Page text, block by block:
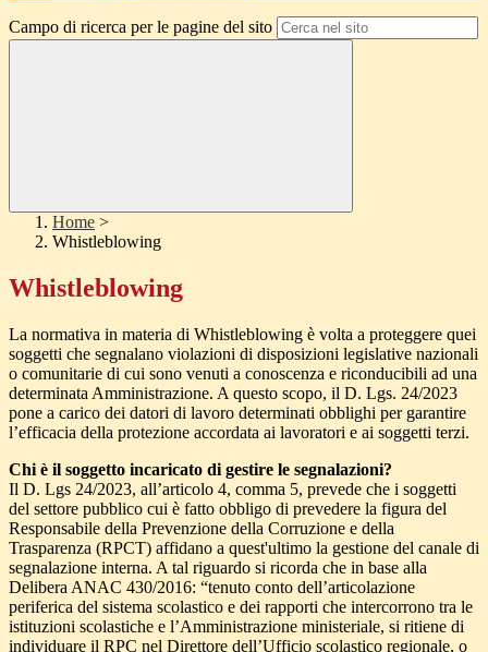
Campo di ricerca per le pagine del sito
Home >
Whistleblowing
Whistleblowing
La normativa in materia di Whistleblowing è volta a proteggere quei
soggetti che segnalano violazioni di disposizioni legislative nazionali
o comunitarie di cui sono venuti a conoscenza e riconducibili ad una
determinata Amministrazione. A questo scopo, il D. Lgs. 24/2023
pone a carico dei datori di lavoro determinati obblighi per garantire
l’efficacia della protezione accordata ai lavoratori e ai soggetti terzi.
Chi è il soggetto incaricato di gestire le segnalazioni?
Il D. Lgs 24/2023, all’articolo 4, comma 5, prevede che i soggetti
del settore pubblico cui è fatto obbligo di prevedere la figura del
Responsabile della Prevenzione della Corruzione e della
Trasparenza (RPCT) affidano a quest'ultimo la gestione del canale di
segnalazione interna. A tal riguardo si ricorda che in base alla
Delibera ANAC 430/2016: “tenuto conto dell’articolazione
periferica del sistema scolastico e dei rapporti che intercorrono tra le
istituzioni scolastiche e l’Amministrazione ministeriale, si ritiene di
individuare il RPC nel Direttore dell’Ufficio scolastico regionale, o